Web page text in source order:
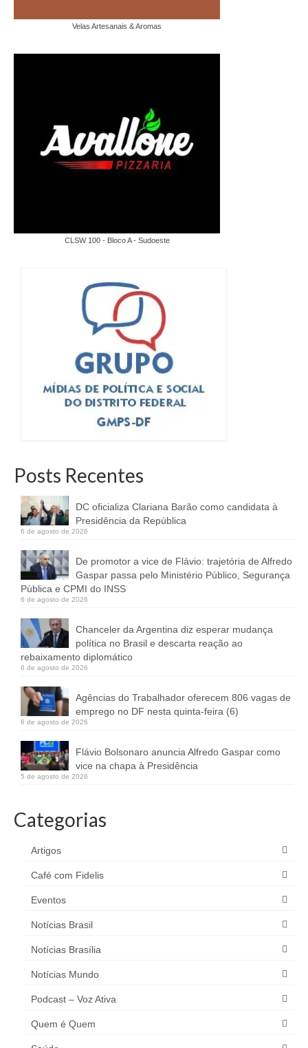
Velas Artesanais & Aromas
CLSW 100 - Bloco A - Sudoeste
Posts Recentes
DC oficializa Clariana Barão como candidata à
Presidência da República
6 de agosto de 2026
De promotor a vice de Flávio: trajetória de Alfredo
Gaspar passa pelo Ministério Público, Segurança
Pública e CPMI do INSS
6 de agosto de 2026
Chanceler da Argentina diz esperar mudança
política no Brasil e descarta reação ao
rebaixamento diplomático
6 de agosto de 2026
Agências do Trabalhador oferecem 806 vagas de
emprego no DF nesta quinta-feira (6)
6 de agosto de 2026
Flávio Bolsonaro anuncia Alfredo Gaspar como
vice na chapa à Presidência
5 de agosto de 2026
Categorias
Artigos
Café com Fidelis
Eventos
Notícias Brasil
Notícias Brasília
Notícias Mundo
Podcast – Voz Ativa
Quem é Quem